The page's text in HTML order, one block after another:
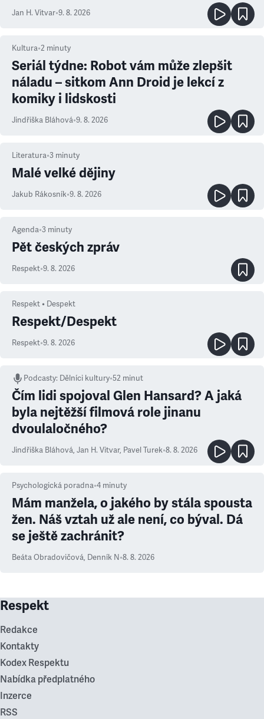
Jan H. Vitvar•9. 8. 2026
Kultura•2 minuty
Seriál týdne: Robot vám může zlepšit
náladu – sitkom Ann Droid je lekcí z
komiky i lidskosti
Jindřiška Bláhová•9. 8. 2026
Literatura•3 minuty
Malé velké dějiny
Jakub Rákosník•9. 8. 2026
Agenda•3 minuty
Pět českých zpráv
Respekt•9. 8. 2026
Respekt • Despekt
Respekt/Despekt
Respekt•9. 8. 2026
Podcasty: Dělníci kultury•52 minut
Čím lidi spojoval Glen Hansard? A jaká
byla nejtěžší filmová role jinanu
dvoulaločného?
Jindřiška Bláhová, Jan H. Vitvar, Pavel Turek•8. 8. 2026
Psychologická poradna•4 minuty
Mám manžela, o jakého by stála spousta
žen. Náš vztah už ale není, co býval. Dá
se ještě zachránit?
Beáta Obradovičová, Denník N•8. 8. 2026
Respekt
Redakce
Kontakty
Kodex Respektu
Nabídka předplatného
Inzerce
RSS